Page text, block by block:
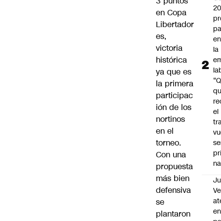
en Copa
Libertador
es,
victoria
histórica
ya que es
la primera
participac
ión de los
nortinos
en el
torneo.
Con una
propuesta
más bien
defensiva
se
plantaron
20
la
el